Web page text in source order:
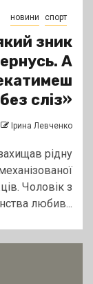
новини спорт
зник
А
без сліз»
Ірина Левченко
рідну
Чоловік з
любив...